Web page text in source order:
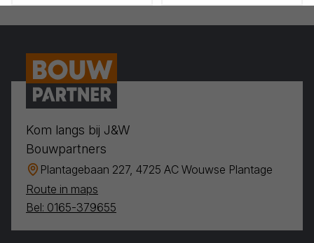
Kom langs bij J&W
Bouwpartners
Plantagebaan 227, 4725 AC Wouwse Plantage
Route in maps
Bel: 0165-379655